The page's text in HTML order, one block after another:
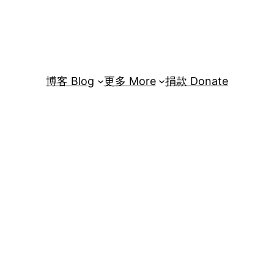
博客 Blog 更多 More 捐款 Donate